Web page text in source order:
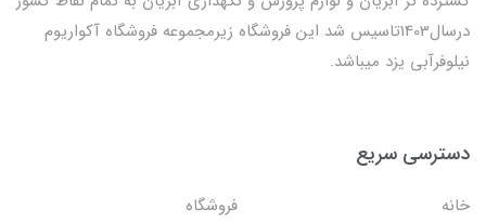
درسال1403تاسیس شد این فروشگاه زیرمجموعه فروشگاه آکواریوم
نیلوفرآبی یزد میباشد.
دسترسی سریع
خانه
فروشگاه